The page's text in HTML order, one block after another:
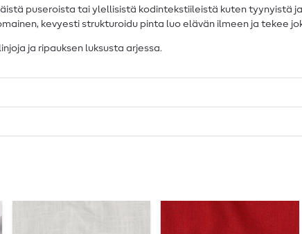
puseroista tai ylellisistä kodintekstiileistä kuten tyynyistä
kevyesti strukturoidu pinta luo elävän ilmeen ja tekee
ja ripauksen luksusta arjessa.